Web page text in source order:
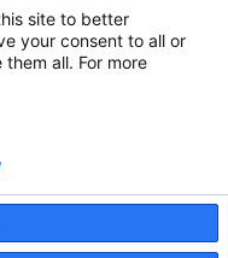
site to better
your consent to all or
all. For more